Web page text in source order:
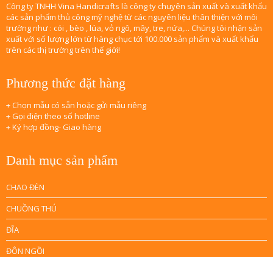
Công ty TNHH Vina Handicrafts là công ty chuyên sản xuất và xuất khẩu
các sản phẩm thủ công mỹ nghệ từ các nguyên liệu thân thiện với môi
trường như : cói , bèo , lúa, vỏ ngô, mây, tre, nứa,... Chúng tôi nhận sản
xuất với số lượng lớn từ hàng chục tới 100.000 sản phẩm và xuất khẩu
trên các thị trường trên thế giới!
Phương thức đặt hàng
+ Chọn mẫu có sẵn hoặc gửi mẫu riêng
+ Gọi điện theo số hotline
+ Ký hợp đồng- Giao hàng
Danh mục sản phẩm
CHAO ĐÈN
CHUỒNG THÚ
ĐĨA
ĐÔN NGỒI